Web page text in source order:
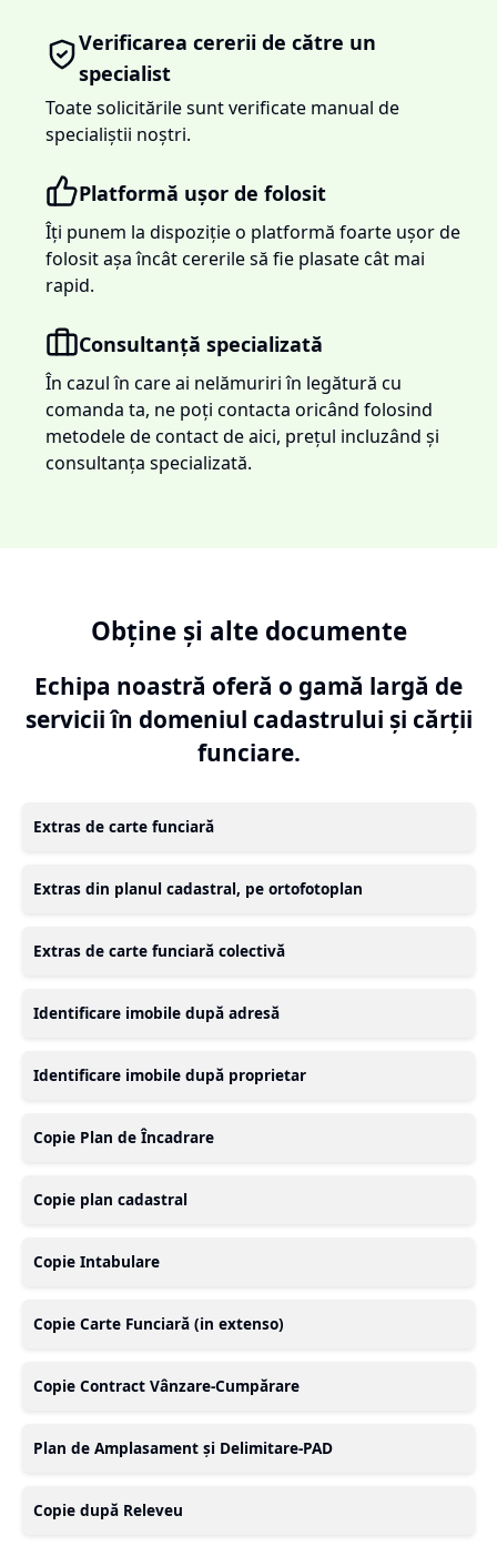
Verificarea cererii de către un
specialist
Toate solicitările sunt verificate manual de
specialiștii noștri.
Platformă ușor de folosit
Îți punem la dispoziție o platformă foarte ușor de
folosit așa încât cererile să fie plasate cât mai
rapid.
Consultanță specializată
În cazul în care ai nelămuriri în legătură cu
comanda ta, ne poți contacta oricând folosind
metodele de contact de aici, prețul incluzând și
consultanța specializată.
Obține și alte documente
Echipa noastră oferă o gamă largă de
servicii în domeniul cadastrului și cărții
funciare.
Extras de carte funciară
Extras din planul cadastral, pe ortofotoplan
Extras de carte funciară colectivă
Identificare imobile după adresă
Identificare imobile după proprietar
Copie Plan de Încadrare
Copie plan cadastral
Copie Intabulare
Copie Carte Funciară (in extenso)
Copie Contract Vânzare-Cumpărare
Plan de Amplasament și Delimitare-PAD
Copie după Releveu